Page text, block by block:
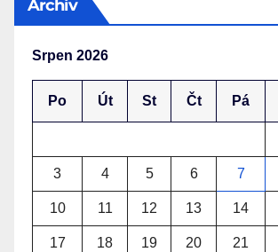
Archiv
Srpen 2026
Po Út St Čt Pá
3 4 5 6 7
10 11 12 13 14
17 18 19 20 21